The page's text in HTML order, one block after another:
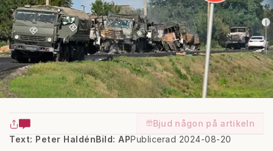
Bjud någon på artikeln
Text: Peter Haldén
Publicerad 2024-08-20
Bild: AP